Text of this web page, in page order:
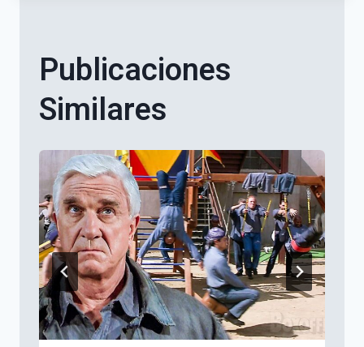
Publicaciones
Similares